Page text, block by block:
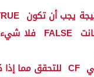
يجب أن تكون
FALSE فلا
CF للتحقق مما إذا